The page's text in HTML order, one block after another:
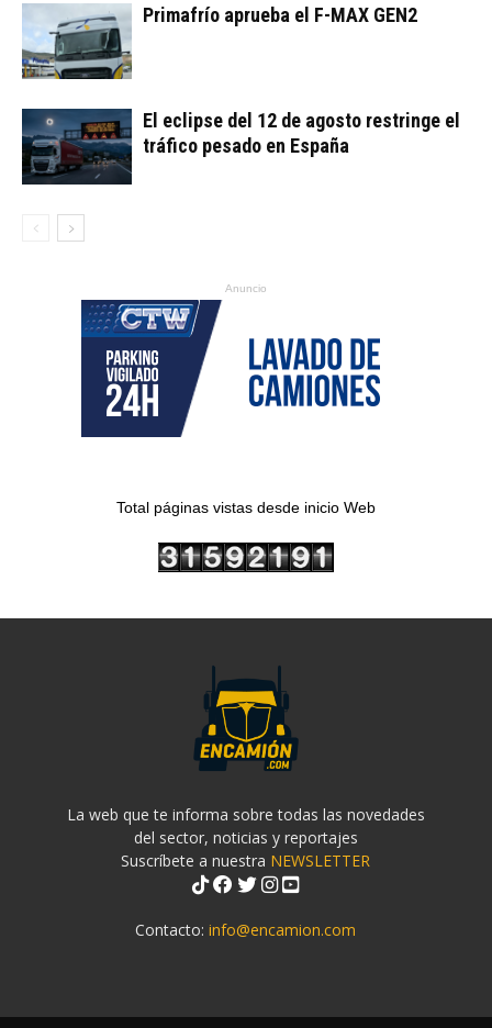
Primafrío aprueba el F-MAX GEN2
El eclipse del 12 de agosto restringe el
tráfico pesado en España
Anuncio
Total páginas vistas desde inicio Web
La web que te informa sobre todas las novedades
del sector, noticias y reportajes
Suscríbete a nuestra NEWSLETTER
Contacto:info@encamion.com